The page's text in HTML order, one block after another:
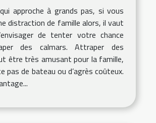
approche à grands pas, si vous
distraction de famille alors, il vaut
de tenter votre chance
des calmars. Attraper des
être très amusant pour la famille,
pas de bateau ou d’agrès coûteux.